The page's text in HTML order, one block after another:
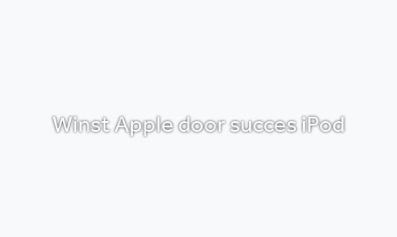
Winst Apple door succes iPod